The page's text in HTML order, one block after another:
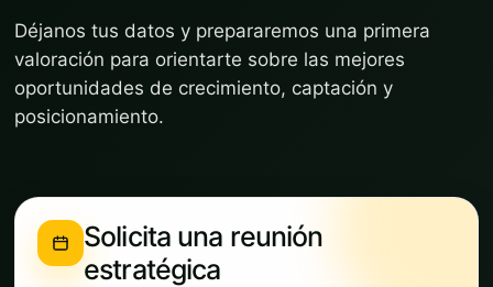
Déjanos tus datos y prepararemos una primera
valoración para orientarte sobre las mejores
oportunidades de crecimiento, captación y
posicionamiento.
Solicita una reunión
estratégica